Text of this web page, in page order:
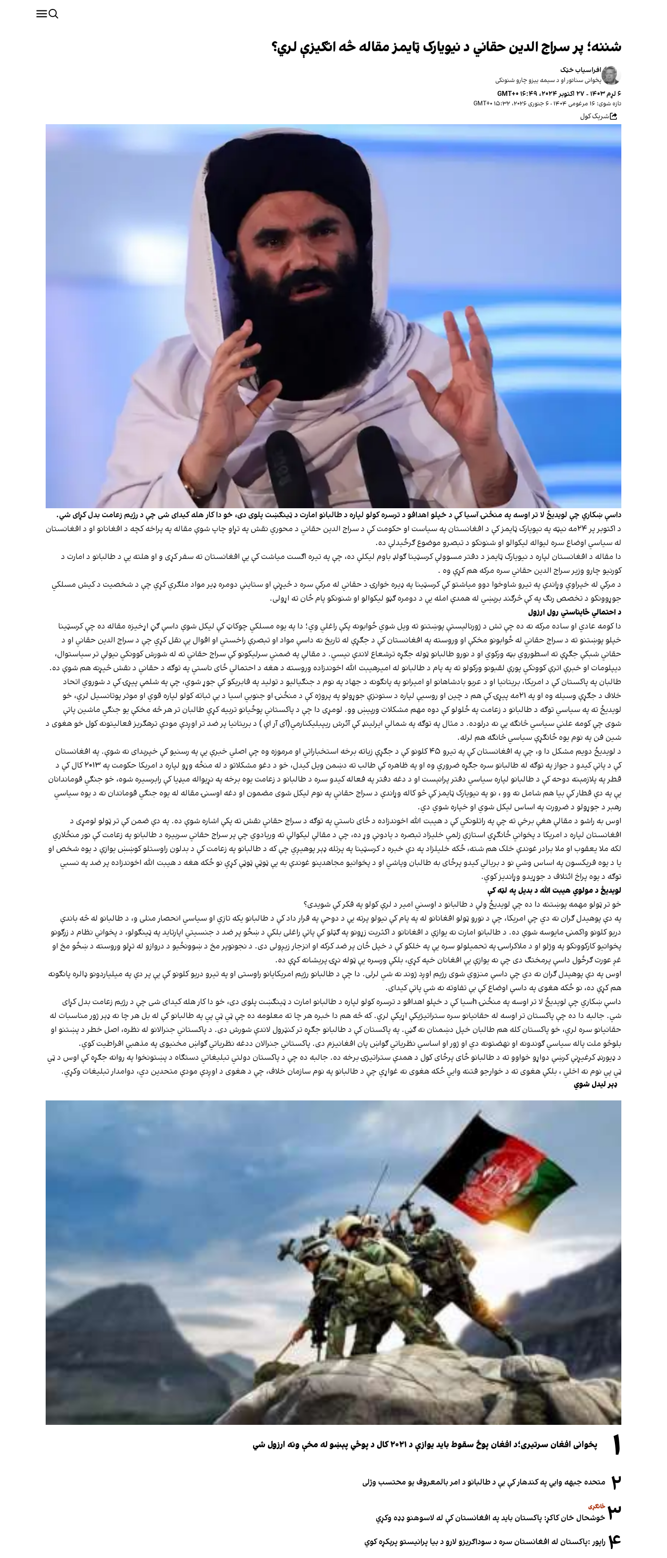
شننه؛ پر سراج الدین حقاني د نیویارک ټايمز مقاله څه انګیزې لري؟
افراسیاب خټک
پخوانی سناتور او د سیمه ییزو چارو شنونکی
۶ لړم ۱۴۰۳ - ۲۷ اکتوبر ۲۰۲۴، ۱۶:۴۹ GMT+۰
تازه شوی: ۱۶ مرغومی ۱۴۰۴ - ۶ جنوری ۲۰۲۶، ۱۵:۳۲ GMT+۰
شریک کول
داسې ښکاري چې لویدیځ لا تر اوسه په منځنۍ آسیا کې د خپلو اهدافو د ترسره کولو لپاره د طالبانو امارت د ټینګښت پلوی دی، خو دا کار هله کیدای شی چې د رژیم زعامت بدل کړای شي.
د اکتوبر پر ۲۴مه نیټه په نیویارک ټایمز کې د افغانستان په سیاست او حکومت کې د سراج الدین حقاني د محوري نقش په تړاو چاپ شوې مقاله په پراخه کچه د افغانانو او د افغانستان
له سیاسي اوضاع سره لیواله لیکوالو او شنونکو د تبصرو موضوع ګرځیدلې ده.
دا مقاله د افغانستان لپاره د نیویارک ټایمز د دفتر مسوولې کرسټینا ګولډ باوم لیکلې ده، چې په تیره اګست میاشت کې یې افغانستان ته سفر کړی و او هلته یې د طالبانو د امارت د
کورنیو چارو وزیر سراج الدین حقاني سره مرکه هم کړې وه .
د مرکې له خپراوي وړاندې په تیرو شاوخوا دوو میاشتو کې کرسټینا په ډیره خوارۍ د حقاني له مرکې سره د څیړنې او ستاینې دومره ډیر مواد ملګري کړي چې د شخصیت د کیش مسلکي
جوړوونکو د تخصص رنګ په کې څرګند برېښي له همدې امله یې د دومره ګڼو لیکوالو او شنونکو پام ځان ته اړولی.
د احتمالي ځایناستي رول ارزول
دا کومه عادي او ساده مرکه نه ده چې تش د ژورنالېستې پوښتنو ته ویل شوي ځوابونه پکې راغلي وي؛ دا په یوه مسلکي چوکاټ کې لیکل شوې داسې ګڼ اړخیزه مقاله ده چې کرسټینا
خپلو پوښتنو ته د سراج حقاني له ځوابونو مخکې او وروسته په افغانستان کې د جګړې له تاریخ نه داسې مواد او تبصرې راخستي او اقوال یې نقل کړي چې د سراج الدین حقاني او د
حقاني شبکې جګړې ته اسطوروي بڼه ورکوي او د نورو طالبانو ټوله جګړه ترشعاع لاندې نیسي. د مقالې په ضمني سرلیکونو کې سراج حقاني ته له شورش کوونکي نیولې تر سیاستوال،
دیپلومات او خبرې اترې کوونکي پورې لقبونو ورکولو ته په پام د طالبانو له امیرهیبت الله اخوندزاده وروسته د هغه د احتمالي ځای ناستي په توګه د حقاني د نقش څیړنه هم شوې ده.
طالبان په پاکستان کې د امریکا، بریتانیا او د عربو بادشاهانو او امیرانو په پانګونه د جهاد په نوم د جنګیالیو د تولید په فابریکو کې جوړ شوي، چې په شلمې پیړۍ کې د شوروي اتحاد
خلاف د جګړې وسیله وه او په ۲۱مه پیړۍ کې هم د چین او روسیې لپاره د ستونزې جوړولو په پروژه کې د منځنۍ او جنوبي اسیا د بې ثباته کولو لپاره قوي او موثر پوتانسیل لري، خو
لویدیځ ته په سیاسي توګه د طالبانو د زعامت په ځلولو کې دوه مهم مشکلات ورپیښ وو. لومړی دا چې د پاکستاني پوځیانو تربیه کړي طالبان تر هر څه مخکې یو جنګي ماشین پاتې
شوی چې کومه علني سیاسي څانګه یې نه درلوده. د مثال په توګه په شمالي ایرلینډ کې آئرش ريپبلیکنارمي(آی آر اې ) د بریتانیا پر ضد تر اوږدې مودې ترهګریز فعالیتونه کول خو هغوی د
شین فن په نوم یوه ځانګړې سیاسي څانګه هم لرله.
د لویدیځ دویم مشکل دا و، چې په افغانستان کې په تیرو ۴۵ کلونو کې د جګړې زیاته برخه استخباراتي او مرموزه وه چې اصلي خبرې یې په رسنیو کې خپرېدای نه شوې. په افغانستان
کې د پاتې کیدو د جواز په توګه له طالبانو سره جګړه ضروري وه او په ظاهره کې طالب ته دښمن ویل کیدل، خو د دغو مشکلاتو د له منځه وړو لپاره د امریکا حکومت په ۲۰۱۳ کال کې د
قطر په پلازمېنه دوحه کې د طالبانو لپاره سیاسي دفتر پرانېست او د دغه دفتر په فعاله کیدو سره د طالبانو د زعامت یوه برخه په نړیواله میډیا کې رابرسیره شوه، خو جنګي قوماندانان
یې په دې قطار کې بیا هم شامل نه وو ، نو په نیویارک ټایمز کې څو کاله وړاندې د سراج حقاني په نوم لیکل شوی مضمون او دغه اوسنۍ مقاله له یوه جنګي قوماندان نه د یوه سیاسي
رهبر د جوړولو د ضرورت په اساس لیکل شوي او خپاره شوي دي.
اوس به راشو د مقالې هغې برخې ته چې په راتلونکي کې د هیبت الله اخوندزاده د ځای ناستي په توګه د سراج حقاني نقش ته پکې اشاره شوې ده. په دې ضمن کې تر ټولو لومړی د
افغانستان لپاره د امریکا د پخواني ځانګړي استازي زلمي خلیزاد تبصره د یادونې وړ ده، چې د مقالې لیکوالې ته وریادوي چې پر سراج حقاني سربیره د طالبانو په زعامت کې نور منځلاري
لکه ملا یعقوب او ملا برادر غوندې خلک هم شته، ځکه خلیلزاد په دې خبره د کرسټینا په پرتله ډېر پوهیږي چې که د طالبانو په زعامت کې د بدلون راوستلو کوښښ یوازې د یوه شخص او
یا د یوه فریکسون په اساس وشي نو د بریالي کیدو پرځای به طالبان وپاشي او د پخوانیو مجاهدینو غوندې به یې ټوټې ټوټې کړي نو ځکه هغه د هیبت الله اخوندزاده پر ضد په نسبي
توګه د یوه پراخ ائتلاف د جوړیدو وړاندیز کوي.
لویدیځ د مولوي هیبت الله د بدیل په لټه کې
خو تر ټولو مهمه پوښتنه دا ده چې لویدیځ ولې د طالبانو د اوسني امیر د لرې کولو په فکر کې شویدی؟
په دې پوهیدل ګران نه دي چې امریکا، چې د نورو ټولو افغانانو له په پام کې نیولو پرته یې د دوحې په قرار داد کې د طالبانو یکه تازي او سیاسي انحصار منلی و، د طالبانو له څه باندې
دریو کلونو واکمنۍ مایوسه شوې ده. د طالبانو امارت نه یوازې د افغانانو د اکثریت زړونو په ګټلو کې پاتې راغلی بلکې د ښځو پر ضد د جنسیتي اپارتاید په ټینګولو، د پخواني نظام د زرګونو
پخوانیو کارکوونکو په وژلو او د ملاکراسۍ په تحمیلولو سره یې په خلکو کې د خپل ځان پر ضد کرکه او انزجار زیږولی دی. د نجونوپر مخ د ښوونځیو د دروازو له تړلو وروسته د ښځو مخ او
غږ عورت ګرځول داسې پرمختګ دی چې نه یوازې یې افغانان خپه کړي، بلکې ورسره یې ټوله نړۍ پریشانه کړې ده.
اوس په دې پوهیدل ګران نه دي چې داسې منزوي شوی رژیم اوږد ژوند نه شي لرلی. دا چې د طالبانو رژیم امریکایانو راوستی او په تیرو دریو کلونو کې یې پر دې په میلیاردونو ډالره پانګونه
هم کړې ده، نو ځکه هغوی په داسې اوضاع کې بې تفاوته نه شي پاتې کیدای.
داسې ښکاري چې لویدیځ لا تر اوسه په منځنۍ hسیا کې د خپلو اهدافو د ترسره کولو لپاره د طالبانو امارت د ټینګښت پلوی دی، خو دا کار هله کیدای شی چې د رژیم زعامت بدل کړای
شي. جالبه دا ده چې پاکستان تر اوسه له حقانيانو سره ستراتیژیکې اړیکې لري. که څه هم دا خبره هر چا ته معلومه ده چې ټي ټي پي په طالبانو کې له بل هر چا نه ډېر ژور مناسبات له
حقانيانو سره لري، خو پاکستان کله هم طالبان خپل دښمنان نه ګڼي. په پاکستان کې د طالبانو جګړه تر کنټرول لاندې شورش دی. د پاکستاني جنرالانو له نظره، اصل خطر د پښتنو او
بلوڅو ملت پاله سیاسي ګوندونه او نهضتونه دي او ژور او اساسي نظریاتي ګواښ پان افغانیزم دی. پاکستاني جنرالان ددغه نظریاتي ګواښ مخنیوی په مذهبي افراطیت کوي.
د ډیورنډ کرغیړنې کرښې دواړو خواوو ته د طالبانو ځای پرځای کول د همدې ستراتیژۍ برخه ده. جالبه ده چې د پاکستان دولتي تبلیغاتي دستګاه د پښتونخوا په روانه جګړه کې اوس د ټي
ټي پي نوم نه اخلي ، بلکې هغوی ته د خوارجو فتنه وايي ځکه هغوی نه غواړي چې د طالبانو په نوم سازمان خلاف، چې د هغوی د اوږدې مودې متحدین دي، دوامدار تبلیغات وکړي.
ډېر لیدل شوي
۱ پخوانی افغان سرتیری؛د افغان پوځ سقوط باید یوازې د ۲۰۲۱ کال د پوځي پېښو له مخې ونه ارزول شي
۲ متحده جبهه وايي په کندهار کې یې د طالبانو د امر بالمعروف یو محتسب وژلی
۳ ځانګړی
خوشحال خان کاکړ: پاکستان بايد په افغانستان کې له لاسوهنو ډډه وکړي
۴ راپور :پاکستان له افغانستان سره د سوداګریزو لارو د بیا پرانیستو پرېکړه کوي